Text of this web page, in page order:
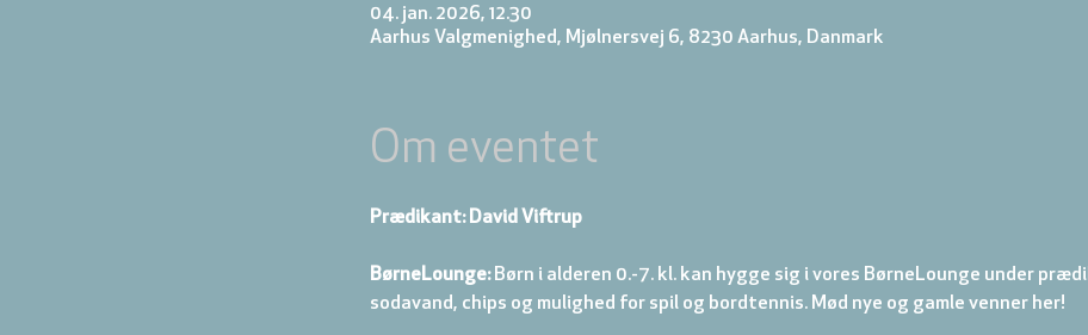
04. jan. 2026, 12.30
Aarhus Valgmenighed, Mjølnersvej 6, 8230 Aarhus, Danmark
Om eventet
Prædikant: David Viftrup
BørneLounge: Børn i alderen 0.-7. kl. kan hygge sig i vores BørneLounge under
sodavand, chips og mulighed for spil og bordtennis. Mød nye og gamle venner her!